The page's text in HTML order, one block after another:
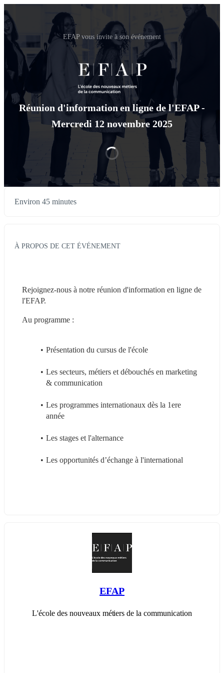
EFAP vous invite à son événement
Réunion d'information en ligne de l'EFAP -
Mercredi 12 novembre 2025
Environ 45 minutes
À PROPOS DE CET ÉVÉNEMENT
Rejoignez-nous à notre réunion d'information en ligne de
l'EFAP.
Au programme :
Présentation du cursus de l'école
Les secteurs, métiers et débouchés en marketing
& communication
Les programmes internationaux dès la 1ere
année
Les stages et l'alternance
Les opportunités d’échange à l'international
EFAP
L'école des nouveaux métiers de la communication